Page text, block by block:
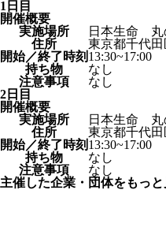
1日目
開催概要
実施場所
日本生命 丸
住所
東京都千代
開始／終了時刻 13:30~17:00
持ち物
なし
注意事項
なし
2日目
開催概要
実施場所
日本生命 丸
住所
東京都千代
開始／終了時刻 13:30~17:00
持ち物
なし
注意事項
なし
主催した企業・団体をもっと